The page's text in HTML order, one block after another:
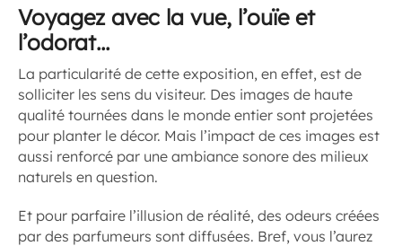
Voyagez avec la vue, l’ouïe et
l’odorat…
La particularité de cette exposition, en effet, est de
solliciter les sens du visiteur. Des images de haute
qualité tournées dans le monde entier sont projetées
pour planter le décor. Mais l’impact de ces images est
aussi renforcé par une ambiance sonore des milieux
naturels en question.
Et pour parfaire l’illusion de réalité, des odeurs créées
par des parfumeurs sont diffusées. Bref, vous l’aurez